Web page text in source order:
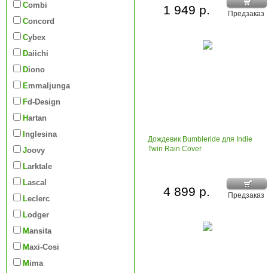
Combi
Concord
Cybex
Daiichi
Diono
Emmaljunga
Fd-Design
Hartan
Inglesina
Joovy
Larktale
Lascal
Leclerc
Lodger
Mansita
Maxi-Cosi
Mima
Предзаказ
1 949 р.
Дождевик Bumbleride для Indie
Twin Rain Cover
Предзаказ
4 899 р.